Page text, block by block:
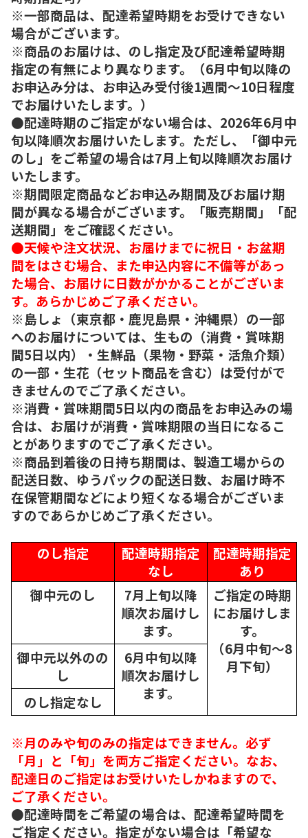
※一部商品は、配達希望時期をお受けできない
場合がございます。
※商品のお届けは、のし指定及び配達希望時期
指定の有無により異なります。（6月中旬以降の
お申込み分は、お申込み受付後1週間～10日程度
でお届けいたします。）
●配達時期のご指定がない場合は、2026年6月中
旬以降順次お届けいたします。ただし、「御中元
のし」をご希望の場合は7月上旬以降順次お届け
いたします。
※期間限定商品などお申込み期間及びお届け期
間が異なる場合がございます。「販売期間」「配
送期間」をご確認ください。
●天候や注文状況、お届けまでに祝日・お盆期
間をはさむ場合、また申込内容に不備等があっ
た場合、お届けに日数がかかることがございま
す。あらかじめご了承ください。
※島しょ（東京都・鹿児島県・沖縄県）の一部
へのお届けについては、生もの（消費・賞味期
間5日以内）・生鮮品（果物・野菜・活魚介類）
の一部・生花（セット商品を含む）は受付がで
きませんのでご了承ください。
※消費・賞味期間5日以内の商品をお申込みの場
合は、お届けが消費・賞味期限の当日になるこ
とがありますのでご了承ください。
※商品到着後の日持ち期間は、製造工場からの
配送日数、ゆうパックの配送日数、お届け時不
在保管期間などにより短くなる場合がございま
すのであらかじめご了承ください。
のし指定
配達時期指定
なし
配達時期指定
あり
御中元のし
7月上旬以降
順次お届けし
ます。
ご指定の時期
にお届けしま
す。
（6月中旬～8
月下旬）
御中元以外のの
し
6月中旬以降
順次お届けし
ます。
のし指定なし
※月のみや旬のみの指定はできません。必ず
「月」と「旬」を両方ご指定ください。なお、
配達日のご指定はお受けいたしかねますので、
ご了承ください。
●配達時間をご希望の場合は、配達希望時間を
ご指定ください。指定がない場合は「希望な